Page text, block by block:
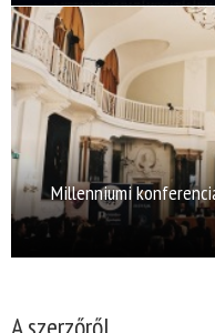
Millenniumi